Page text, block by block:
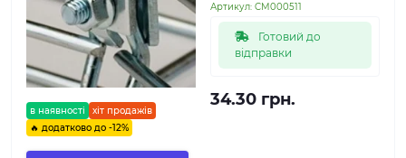
в наявності
хіт продажів
🔥 додатково до -12%
Артикул: CM000511
Готовий до
відправки
34.30 грн.